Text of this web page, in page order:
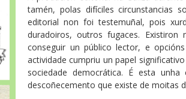
tamén, polas difíciles circunstancias
editorial non foi testemuñal, pois
duradoiros, outros fugaces.
conseguir un público lector, e
actividade cumpriu un papel
sociedade democrática. É esta
descoñecemento que existe de moitas